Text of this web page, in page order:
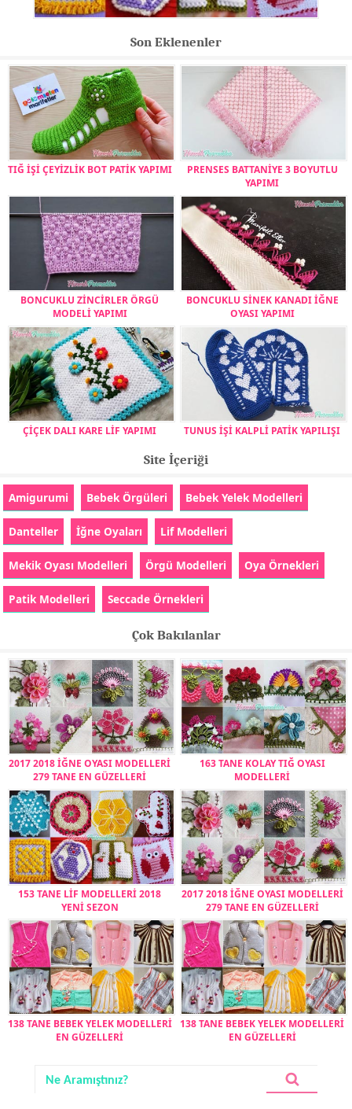
Son Eklenenler
TIĞ İŞİ ÇEYİZLİK BOT PATİK YAPIMI
PRENSES BATTANİYE 3 BOYUTLU
YAPIMI
BONCUKLU ZİNCİRLER ÖRGÜ
MODELİ YAPIMI
BONCUKLU SİNEK KANADI İĞNE
OYASI YAPIMI
ÇİÇEK DALI KARE LİF YAPIMI TUNUS İŞİ KALPLİ PATİK YAPILIŞI
Site İçeriği
Amigurumi Bebek Örgüleri Bebek Yelek Modelleri
Danteller İğne Oyaları Lif Modelleri
Mekik Oyası Modelleri Örgü Modelleri Oya Örnekleri
Patik Modelleri Seccade Örnekleri
Çok Bakılanlar
2017 2018 İĞNE OYASI MODELLERİ
279 TANE EN GÜZELLERİ
163 TANE KOLAY TIĞ OYASI
MODELLERİ
153 TANE LİF MODELLERİ 2018
YENİ SEZON
2017 2018 İĞNE OYASI MODELLERİ
279 TANE EN GÜZELLERİ
138 TANE BEBEK YELEK MODELLERİ
EN GÜZELLERİ
138 TANE BEBEK YELEK MODELLERİ
EN GÜZELLERİ